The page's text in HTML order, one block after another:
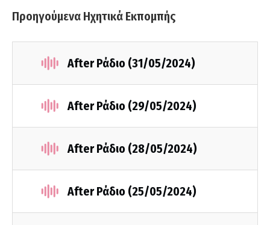
Προηγούμενα Ηχητικά Εκπομπής
After Ράδιο (31/05/2024)
After Ράδιο (29/05/2024)
After Ράδιο (28/05/2024)
After Ράδιο (25/05/2024)